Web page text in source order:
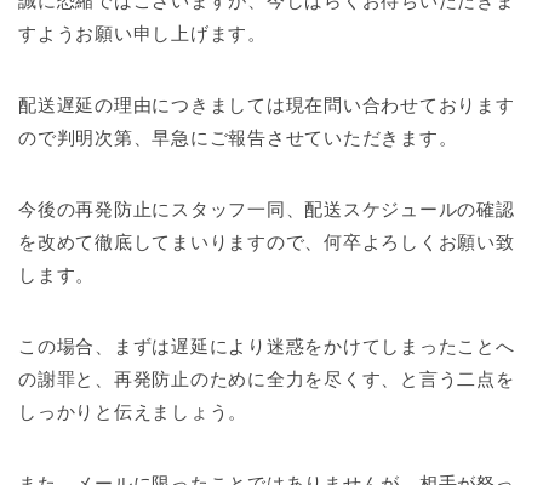
すようお願い申し上げます。
配送遅延の理由につきましては現在問い合わせております
ので判明次第、早急にご報告させていただきます。
今後の再発防止にスタッフ一同、配送スケジュールの確認
を改めて徹底してまいりますので、何卒よろしくお願い致
します。
この場合、まずは遅延により迷惑をかけてしまったことへ
の謝罪と、再発防止のために全力を尽くす、と言う二点を
しっかりと伝えましょう。